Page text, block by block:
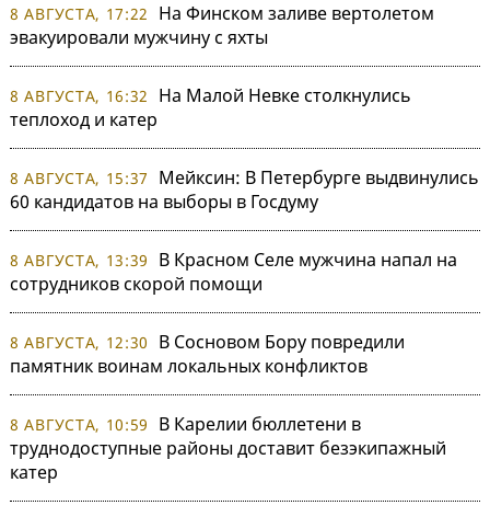
8 АВГУСТА, 17:22
На Финском заливе вертолетом
эвакуировали мужчину с яхты
8 АВГУСТА, 16:32
На Малой Невке столкнулись
теплоход и катер
8 АВГУСТА, 15:37
Мейксин: В Петербурге выдвинулись
60 кандидатов на выборы в Госдуму
8 АВГУСТА, 13:39
В Красном Селе мужчина напал на
сотрудников скорой помощи
8 АВГУСТА, 12:30
В Сосновом Бору повредили
памятник воинам локальных конфликтов
8 АВГУСТА, 10:59
В Карелии бюллетени в
труднодоступные районы доставит безэкипажный
катер